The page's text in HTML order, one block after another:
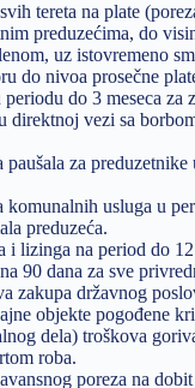
tereta na plate
preduzećima, do
uz istovremeno
do nivoa prosečne
do 3 meseca za
direktnoj vezi sa
paušala za
komunalnih usluga u
preduzeća.
i lizinga na period do 12
90 dana za sve
zakupa državnog
objekte pogođene
dela) troškova
roba.
poreza na